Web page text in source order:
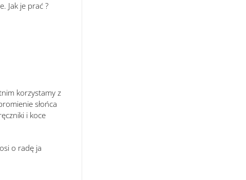
Jak je prać ?
korzystamy z
słońca
i koce
o radę ja